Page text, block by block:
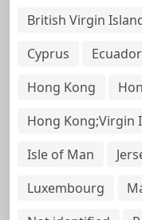
British Virgin
Cyprus
Ecuador
Hong Kong
Hong Kong;Virgin
Isle of Man
Luxembourg